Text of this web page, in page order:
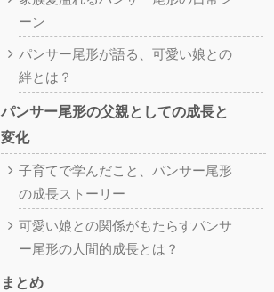
ーン
パンサー尾形が語る、可愛い娘との
絆とは？
パンサー尾形の父親としての成長と
変化
子育てで学んだこと、パンサー尾形
の成長ストーリー
可愛い娘との関係がもたらすパンサ
ー尾形の人間的成長とは？
まとめ